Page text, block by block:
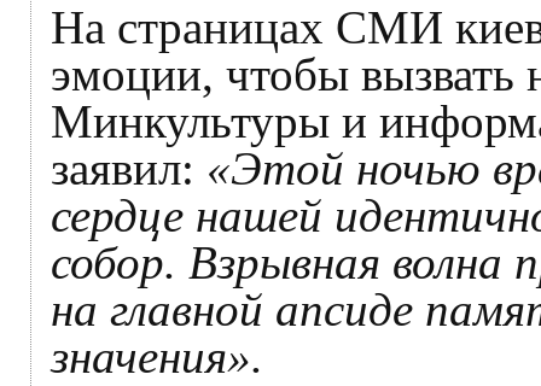
На страницах СМИ
эмоции, чтобы вызвать
Минкультуры и
заявил: «Этой ночью
сердце нашей
собор. Взрывная волна
на главной апсиде
значения».